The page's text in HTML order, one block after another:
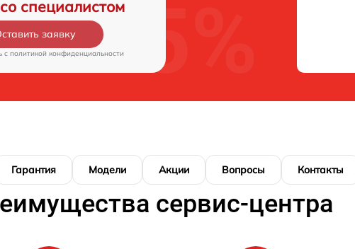
специалистом
заявку
c политикой конфиденциальности
Гарантия Модели Акции Вопросы Контакты
сервис-центра